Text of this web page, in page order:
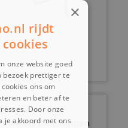
voor kappen
×
rijdt
onze website goed
bezoek prettiger te
ons om
en beter af te
Door onze
je akkoord met ons